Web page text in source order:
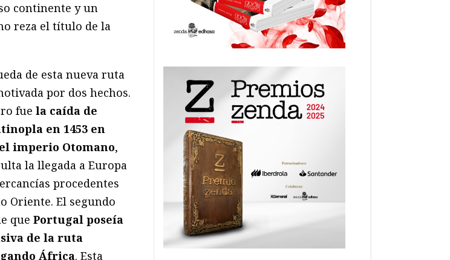
continente y un
reza el título de la
de esta nueva ruta
por dos hechos.
fue la caída de
en 1453 en
imperio Otomano,
la llegada a Europa
procedentes
Oriente. El segundo
quePortugal poseía
de la ruta
África. Esta